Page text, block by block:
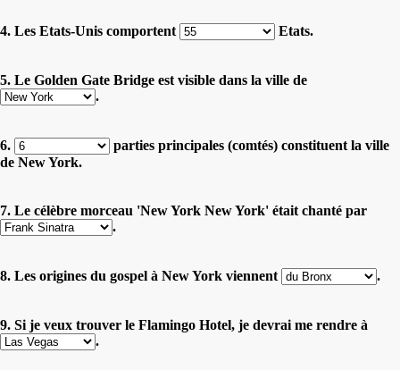
4. Les Etats-Unis comportent Etats.
5. Le Golden Gate Bridge est visible dans la ville de
.
6.
parties principales (comtés) constituent la ville
de New York.
7. Le célèbre morceau 'New York New York' était chanté par
.
8. Les origines du gospel à New York viennent .
9. Si je veux trouver le Flamingo Hotel, je devrai me rendre à
.